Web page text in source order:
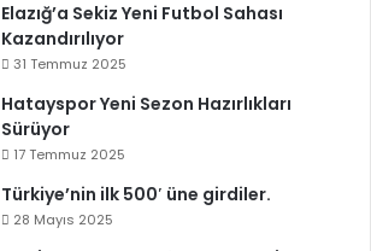
Elazığ’a Sekiz Yeni Futbol Sahası
Kazandırılıyor
31 Temmuz 2025
Hatayspor Yeni Sezon Hazırlıkları
Sürüyor
17 Temmuz 2025
Türkiye’nin ilk 500′ üne girdiler.
28 Mayıs 2025